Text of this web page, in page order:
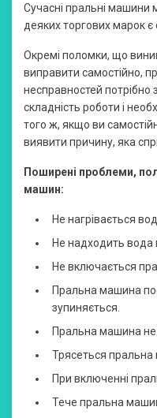
Сучасні пральні машини
деяких торгових марок є
Окремі поломки, що
виправити самостійно,
несправностей потрібно
складність роботи і
того ж, якщо ви
виявити причину, яка
Поширені проблеми,
машин:
Не нагрівається
Не надходить вода
Не включається
Пральна машина
зупиняється.
Пральна машина не
Трясеться пральна
При включенні
Тече пральна